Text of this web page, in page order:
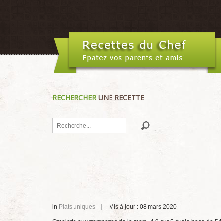
RECHERCHERUNE RECETTE
Rechercher
in Plats uniques Mis à jour : 08 mars 2020